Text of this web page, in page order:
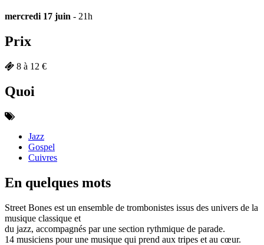
mercredi 17 juin - 21h
Prix
8 à 12 €
Quoi
Jazz
Gospel
Cuivres
En quelques mots
Street Bones est un ensemble de trombonistes issus des univers de la
musique classique et
du jazz, accompagnés par une section rythmique de parade.
14 musiciens pour une musique qui prend aux tripes et au cœur.